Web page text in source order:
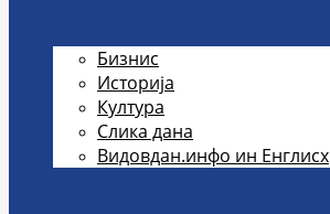
Бизнис
Историја
Култура
Слика дана
Видовдан.инфо ин Енглисх